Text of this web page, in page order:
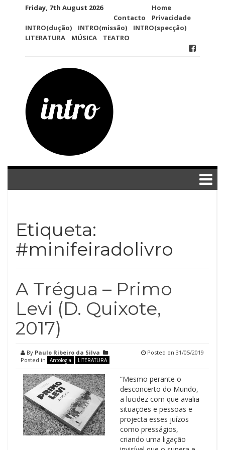
Friday, 7th August 2026
Contacto
Home
Privacidade
INTRO(dução)
INTRO(missão)
INTRO(specção)
LITERATURA
MÚSICA TEATRO
Etiqueta:
#minifeiradolivro
A Trégua – Primo
Levi (D. Quixote,
2017)
By Paulo Ribeiro da Silva
Posted in
Antologia LITERATURA
Posted on 31/05/2019
“Mesmo perante o
desconcerto do Mundo,
a lucidez com que avalia
situações e pessoas e
projecta esses juízos
como presságios,
criando uma ligação